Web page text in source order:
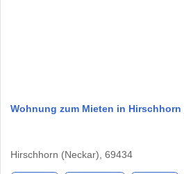
Wohnung zum Mieten in Hirschhorn
Hirschhorn (Neckar), 69434